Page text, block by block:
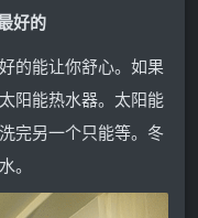
好的
的能让你舒心。如果
阳能热水器。太阳能
完另一个只能等。冬
。